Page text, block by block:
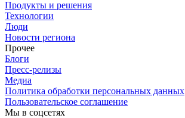
Продукты и решения
Технологии
Люди
Новости региона
Прочее
Блоги
Пресс-релизы
Медиа
Политика обработки персональных данных
Пользовательское соглашение
Мы в соцсетях